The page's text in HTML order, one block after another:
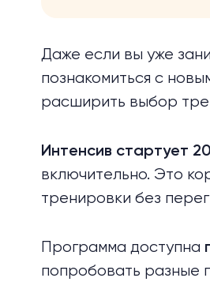
Даже если вы уже
познакомиться с
расширить выбор
Интенсив стартует
включительно. Это
тренировки без
Программа доступна
попробовать разные